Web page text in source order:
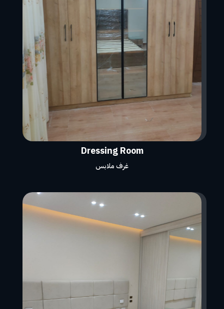
Dressing Room
غرف ملابس